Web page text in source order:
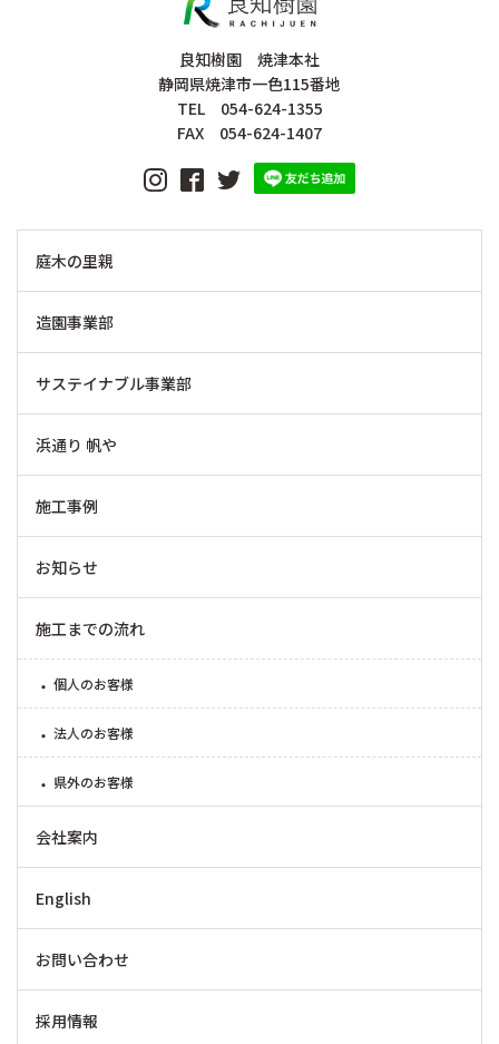
良知樹園 焼津本社
静岡県焼津市一色115番地
TEL 054-624-1355
FAX 054-624-1407
庭木の里親
造園事業部
サステイナブル事業部
浜通り 帆や
施工事例
お知らせ
施工までの流れ
個人のお客様
法人のお客様
県外のお客様
会社案内
English
お問い合わせ
採用情報